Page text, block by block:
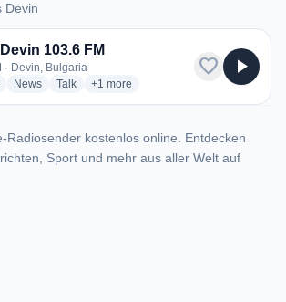
Devin
Devin
103.6 FM
· Devin, Bulgaria
radio stations
Newsradio stations
Talkradio stations
+1 more genres for Radio Devin 103.6
more
favorite play_arrow
Radiosender kostenlos online. Entdecken
Sport und mehr aus aller Welt auf